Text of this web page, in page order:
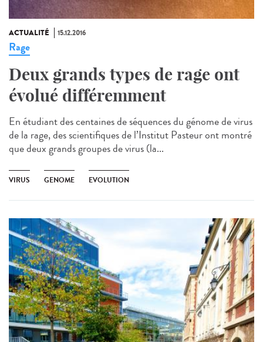
ACTUALITÉ 15.12.2016
Rage
Deux grands types de rage ont
évolué différemment
En étudiant des centaines de séquences du génome de virus
de la rage, des scientifiques de l’Institut Pasteur ont montré
que deux grands groupes de virus (la...
VIRUS GENOME EVOLUTION